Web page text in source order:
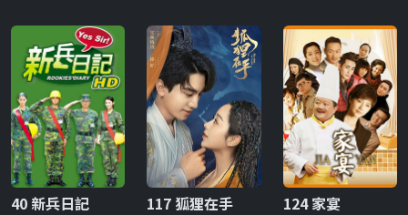
40 新兵日記 117 狐狸在手 124 家宴